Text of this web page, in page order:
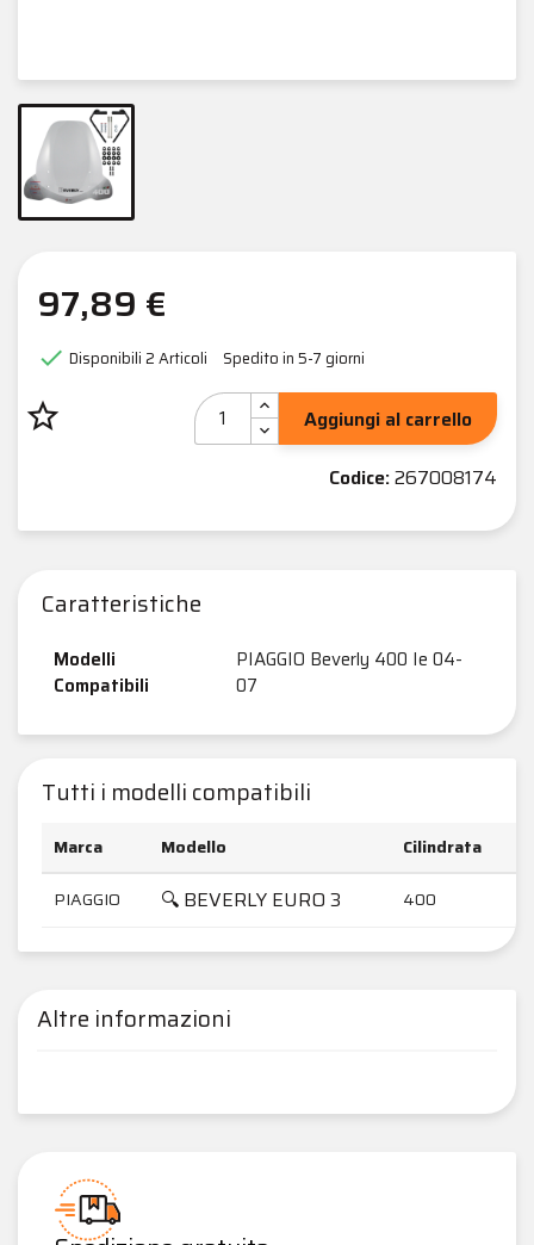
97,89 €
 Disponibili2 Articoli Spedito in 5-7 giorni
star_border
Aggiungi al carrello
Codice:267008174
Caratteristiche
Modelli
Compatibili
PIAGGIO Beverly 400 Ie 04-
07
Tutti i modelli compatibili
Marca Modello Cilindrata
PIAGGIO
🔍 BEVERLY EURO 3 400
Altre informazioni